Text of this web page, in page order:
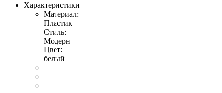
Характеристики
Материал:
Пластик
Стиль:
Модерн
Цвет:
белый